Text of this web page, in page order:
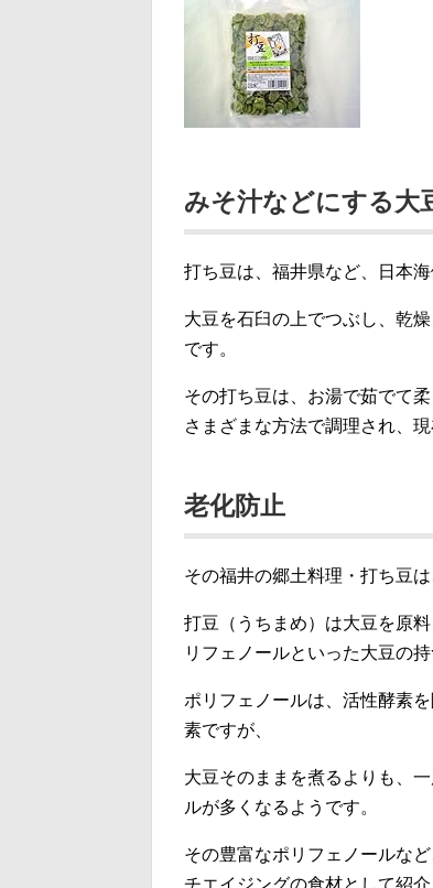
みそ汁などにする大
打ち豆は、福井県など、日本
大豆を石臼の上でつぶし、乾
です。
その打ち豆は、お湯で茹でて
さまざまな方法で調理され、
老化防止
その福井の郷土料理・打ち豆
打豆（うちまめ）は大豆を原
リフェノールといった大豆の
ポリフェノールは、活性酵素
素ですが、
大豆そのままを煮るよりも、
ルが多くなるようです。
その豊富なポリフェノールな
チエイジングの食材として紹